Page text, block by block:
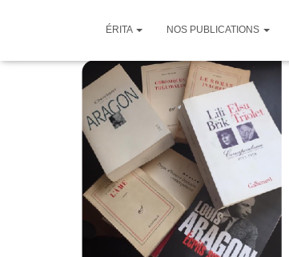
ÉRITA NOS PUBLICATIONS